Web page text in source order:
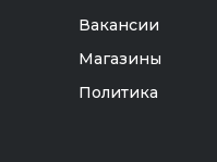
Вакансии
Магазины
Политика